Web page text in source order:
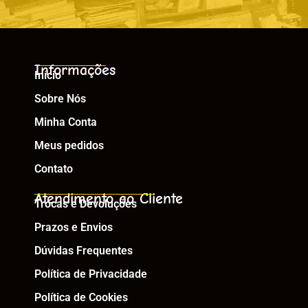
Informações
Início
Sobre Nós
Minha Conta
Meus pedidos
Contato
Atendimento ao Cliente
Trocas e Devoluções
Prazos e Envios
Dúvidas Frequentes
Política de Privacidade
Política de Cookies